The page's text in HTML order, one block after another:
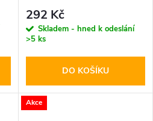
292 Kč
Skladem - hned k odeslání
>5 ks
DO KOŠÍKU
Akce